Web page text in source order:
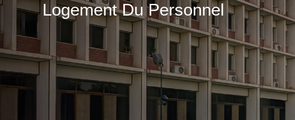
Logement Du Personnel